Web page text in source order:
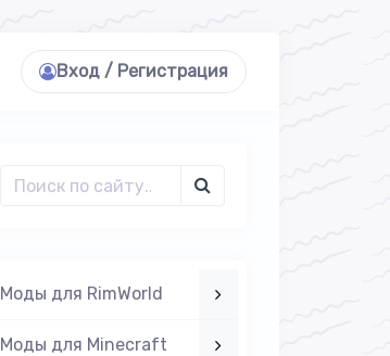
Вход / Регистрация
Моды для RimWorld
Моды для Minecraft